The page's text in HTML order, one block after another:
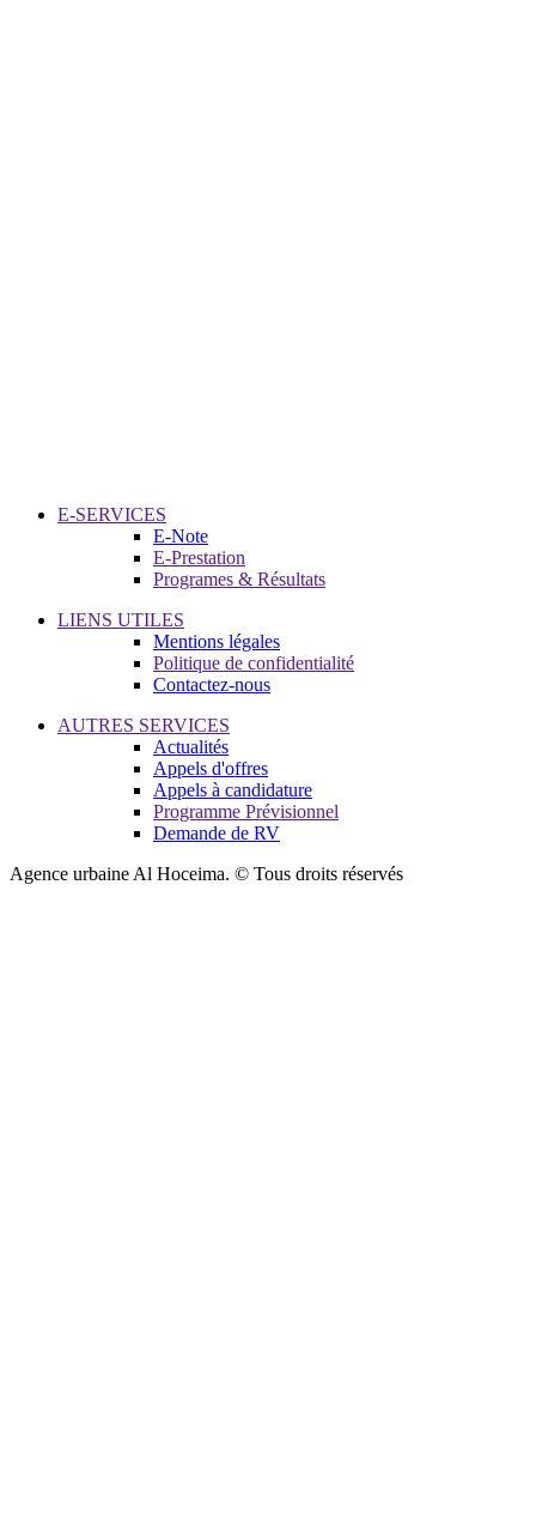
E-SERVICES
E-Note
E-Prestation
Programes & Résultats
LIENS UTILES
Mentions légales
Politique de confidentialité
Contactez-nous
AUTRES SERVICES
Actualités
Appels d'offres
Appels à candidature
Programme Prévisionnel
Demande de RV
Agence urbaine Al Hoceima. © Tous droits réservés